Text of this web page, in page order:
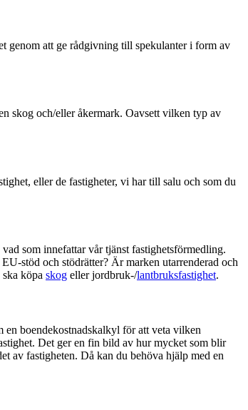
genom att ge rådgivning till spekulanter i form av
skog och/eller åkermark. Oavsett vilken typ av
eller de fastigheter, vi har till salu och som du
som innefattar vår tjänst fastighetsförmedling.
stöd och stödrätter? Är marken utarrenderad och
köpa skog eller jordbruk-/lantbruksfastighet.
en boendekostnadskalkyl för att veta vilken
Det ger en fin bild av hur mycket som blir
av fastigheten. Då kan du behöva hjälp med en